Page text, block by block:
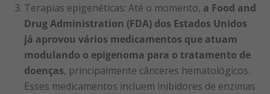
Terapias epigenéticas: Até o momento, a Food and
Drug Administration (FDA) dos Estados Unidos
já aprovou vários medicamentos que atuam
modulando o epigenoma para o tratamento de
doenças, principalmente cânceres hematológicos.
Esses medicamentos incluem inibidores de enzimas